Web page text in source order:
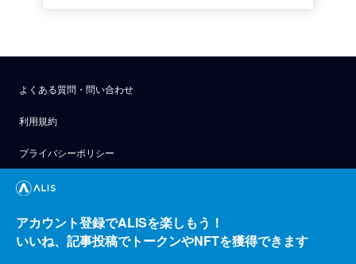
よくある質問・問い合わせ
利用規約
プライバシーポリシー
公式アナウンス
技術ブログ
API
アカウント登録でALISを楽しもう！
いいね、記事投稿でトークンやNFTを獲得できます